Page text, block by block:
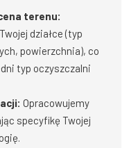
terenu:
działce (typ
powierzchnia), co
typ oczyszczalni
Opracowujemy
specyfikę Twojej